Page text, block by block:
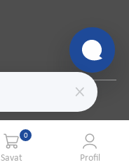
0
Savat Profil